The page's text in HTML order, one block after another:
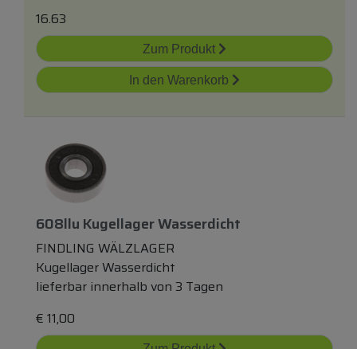
16.63
Zum Produkt
In den Warenkorb
608llu Kugellager Wasserdicht
FINDLING WÄLZLAGER
Kugellager Wasserdicht
lieferbar innerhalb von 3 Tagen
€ 11,00